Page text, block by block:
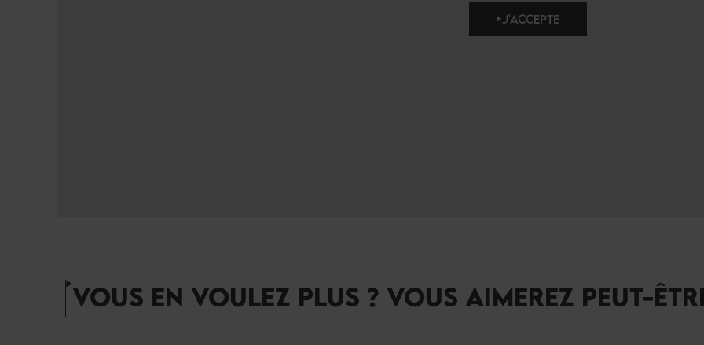
J'ACCEPTE
VOUS EN VOULEZ PLUS ? VOUS AIMEREZ PEUT-